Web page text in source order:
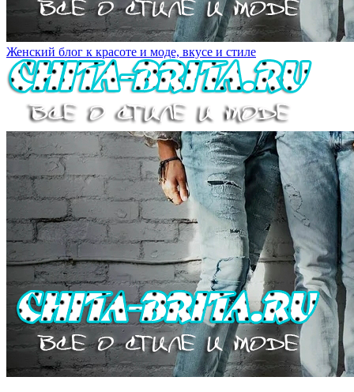
Женский блог к красоте и моде, вкусе и стиле